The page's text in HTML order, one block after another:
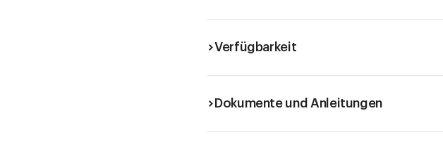
Verfügbarkeit
Dokumente und Anleitungen